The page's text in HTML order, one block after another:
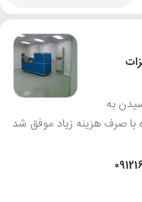
۱۳۶۵ در پی رسیدن به
با صرف هزینه زیاد موفق شد